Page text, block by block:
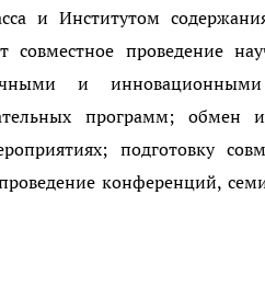
и Институтом
совместное проведение
и инновационными
программ; обмен
подготовку
конференций,